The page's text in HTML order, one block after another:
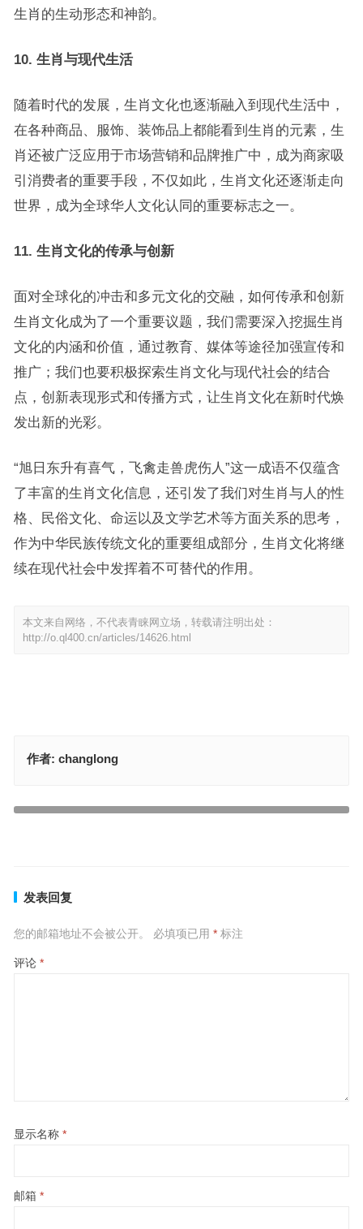
生肖的生动形态和神韵。
10. 生肖与现代生活
随着时代的发展，生肖文化也逐渐融入到现代生活中，
在各种商品、服饰、装饰品上都能看到生肖的元素，生
肖还被广泛应用于市场营销和品牌推广中，成为商家吸
引消费者的重要手段，不仅如此，生肖文化还逐渐走向
世界，成为全球华人文化认同的重要标志之一。
11. 生肖文化的传承与创新
面对全球化的冲击和多元文化的交融，如何传承和创新
生肖文化成为了一个重要议题，我们需要深入挖掘生肖
文化的内涵和价值，通过教育、媒体等途径加强宣传和
推广；我们也要积极探索生肖文化与现代社会的结合
点，创新表现形式和传播方式，让生肖文化在新时代焕
发出新的光彩。
“旭日东升有喜气，飞禽走兽虎伤人”这一成语不仅蕴含
了丰富的生肖文化信息，还引发了我们对生肖与人的性
格、民俗文化、命运以及文学艺术等方面关系的思考，
作为中华民族传统文化的重要组成部分，生肖文化将继
续在现代社会中发挥着不可替代的作用。
本文来自网络，不代表青睐网立场，转载请注明出处：
http://o.ql400.cn/articles/14626.html
作者: changlong
三宫六院皆奉侍，二五遇六取双单指什么生肖，诠释成语落实作答
发表回复
您的邮箱地址不会被公开。 必填项已用 *标注
评论 *
显示名称 *
邮箱 *